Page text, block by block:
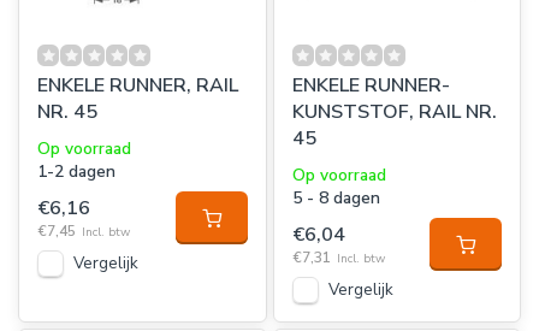
ENKELE RUNNER, RAIL
NR. 45
Op voorraad
1-2 dagen
€6,16
€7,45 Incl. btw
Vergelijk
ENKELE RUNNER-
KUNSTSTOF, RAIL NR.
45
Op voorraad
5 - 8 dagen
€6,04
€7,31 Incl. btw
Vergelijk